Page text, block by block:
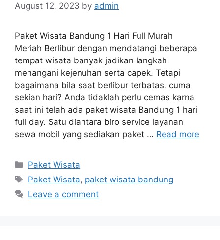
August 12, 2023 by admin
Paket Wisata Bandung 1 Hari Full Murah
Meriah Berlibur dengan mendatangi beberapa
tempat wisata banyak jadikan langkah
menangani kejenuhan serta capek. Tetapi
bagaimana bila saat berlibur terbatas, cuma
sekian hari? Anda tidaklah perlu cemas karna
saat ini telah ada paket wisata Bandung 1 hari
full day. Satu diantara biro service layanan
sewa mobil yang sediakan paket … Read more
Categories
Paket Wisata
Tags
Paket Wisata, paket wisata bandung
Leave a comment